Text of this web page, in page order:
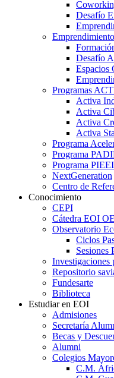
Desafío
Desafío
Espacios
Programas
Activa
Activa
Activa
Activa
Programa
Programa
Programa PIEEI
NextGeneration
Centro de
Conocimiento
CEPI
Cátedra EOI
Observatorio
Ciclos
Sesiones
Investigaciones
Repositorio
Fundesarte
Biblioteca
Estudiar en EOI
Admisiones
Secretaría
Becas y
Alumni
Colegios
C.M.